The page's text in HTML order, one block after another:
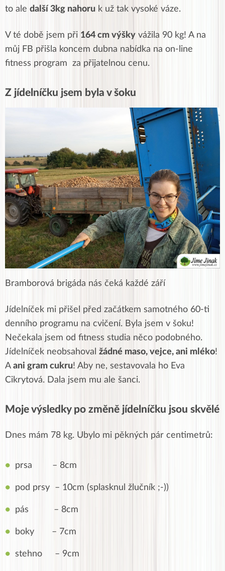
to ale další 3kg nahoru k už tak vysoké váze.
V té době jsem při 164 cm výšky vážila 90 kg! A na
můj FB přišla koncem dubna nabídka na on-line
fitness program za přijatelnou cenu.
Z jídelníčku jsem byla v šoku
Bramborová brigáda nás čeká každé září
Jídelníček mi přišel před začátkem samotného 60-ti
denního programu na cvičení. Byla jsem v šoku!
Nečekala jsem od fitness studia něco podobného.
Jídelníček neobsahoval žádné maso, vejce, ani mléko!
A ani gram cukru! Aby ne, sestavovala ho Eva
Cikrytová. Dala jsem mu ale šanci.
Moje výsledky po změně jídelníčku jsou skvělé
Dnes mám 78 kg. Ubylo mi pěkných pár centimetrů:
prsa – 8cm
pod prsy – 10cm (splasknul žlučník ;-))
pás – 8cm
boky – 7cm
stehno – 9cm